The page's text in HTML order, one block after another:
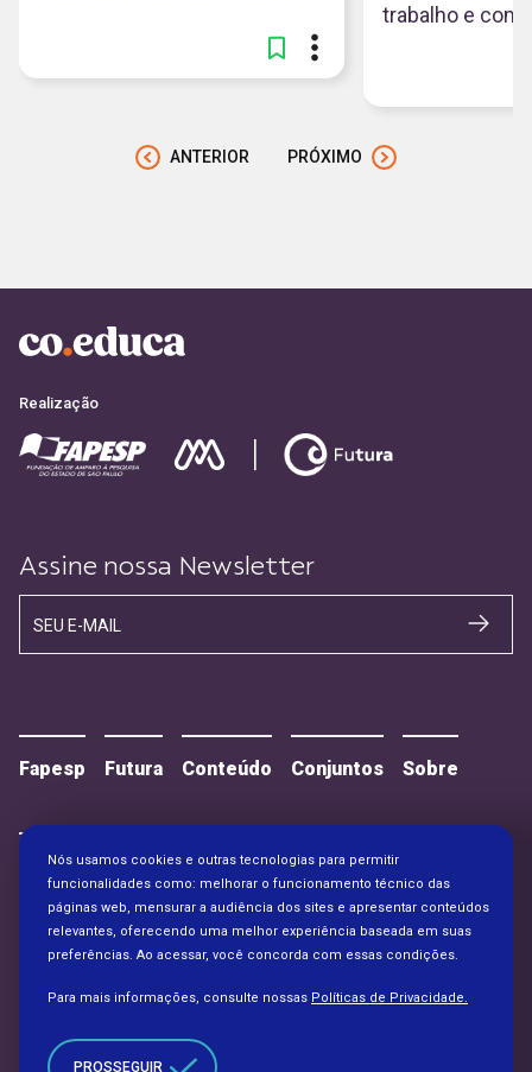
trabalho e
ANTERIOR PRÓXIMO
Realização
Assine nossa Newsletter
SEU E-MAIL
Fapesp Futura Conteúdo Conjuntos Sobre
Contato Alianças
Nós usamos cookies e outras tecnologias para permitir
funcionalidades como: melhorar o funcionamento técnico das
páginas web, mensurar a audiência dos sites e apresentar conteúdos
relevantes, oferecendo uma melhor experiência baseada em suas
preferências. Ao acessar, você concorda com essas condições.
Para mais informações, consulte nossas Políticas de Privacidade.
PROSSEGUIR